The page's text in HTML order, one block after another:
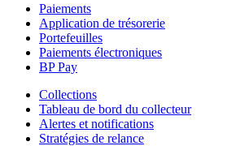
Paiements
Application de trésorerie
Portefeuilles
Paiements électroniques
BP Pay
Collections
Tableau de bord du collecteur
Alertes et notifications
Stratégies de relance